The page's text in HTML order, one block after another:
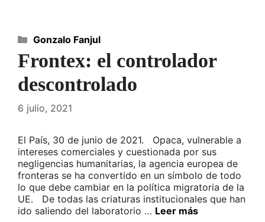
Frontex: el controlador
descontrolado
6 julio, 2021
El País, 30 de junio de 2021. Opaca, vulnerable a
intereses comerciales y cuestionada por sus
negligencias humanitarias, la agencia europea de
fronteras se ha convertido en un símbolo de todo
lo que debe cambiar en la política migratoria de la
UE. De todas las criaturas institucionales que han
ido saliendo del laboratorio … Leer más
Categorías
Gonzalo Fanjul